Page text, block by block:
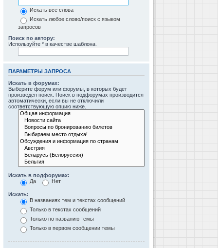
Искать все слова
Искать любое слово/поиск с языком
запросов
Поиск по автору:
Используйте * в качестве шаблона.
ПАРАМЕТРЫ ЗАПРОСА
Искать в форумах:
Выберите форум или форумы, в которых будет
произведён поиск. Поиск в подфорумах производится
автоматически, если вы не отключили
соответствующую опцию ниже.
Искать в подфорумах:
Да
Нет
Искать:
В названиях тем и текстах сообщений
Только в текстах сообщений
Только по названию темы
Только в первом сообщении темы